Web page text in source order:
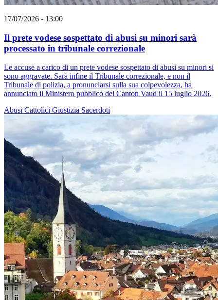
17/07/2026 - 13:00
Il prete vodese sospettato di abusi su minori sarà
processato in tribunale correzionale
Le accuse a carico di un prete vodese sospettato di abusi su minori si
sono aggravate. Sarà infine il Tribunale correzionale, e non il
Tribunale di polizia, a pronunciarsi sulla sua colpevolezza, ha
annunciato il Ministero pubblico del Canton Vaud il 15 luglio 2026.
Abusi Cattolici Giustizia Sacerdoti